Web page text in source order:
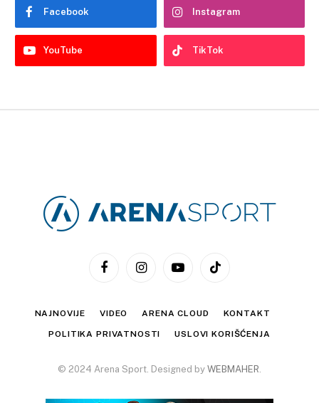
Facebook Instagram
YouTube TikTok
FacebookInstagramYouTubeTikTok
NAJNOVIJE VIDEO ARENA CLOUD KONTAKT
POLITIKA PRIVATNOSTI USLOVI KORIŠĆENJA
© 2024 Arena Sport. Designed by WEBMAHER